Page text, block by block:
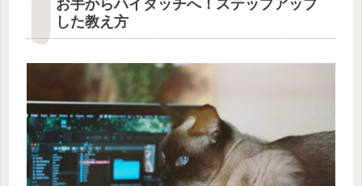
お手からハイタッチへ！ステップアップ
した教え方